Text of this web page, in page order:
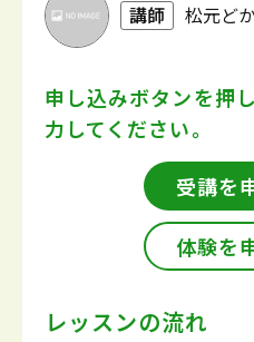
講師 松元ど
申し込みボタンを押
力してください。
受講を
体験を
レッスンの流れ